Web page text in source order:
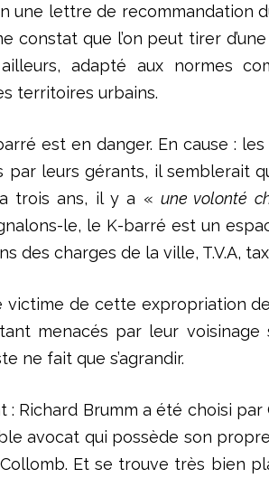
une lettre de recommandation
constat que l’on peut tirer
adapté aux normes
territoires urbains.
est en danger. En cause :
par leurs gérants, il semblerait
trois ans, il y a « une volonté
le, le K-barré est un
des charges de la ville, T.V.A,
victime de cette expropriation
menacés par leur voisinage
ne fait que s’agrandir.
: Richard Brumm a été choisi
avocat qui possède son
Et se trouve très bien